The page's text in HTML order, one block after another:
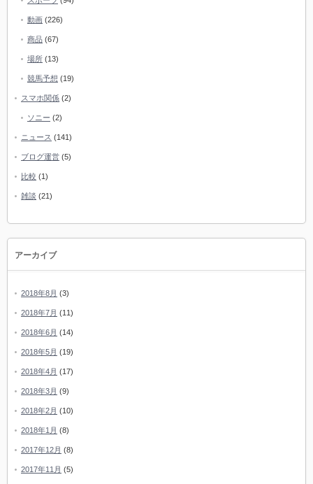
動画 (226)
商品 (67)
場所 (13)
競馬予想 (19)
スマホ関係 (2)
ソニー (2)
ニュース (141)
ブログ運営 (5)
比較 (1)
雑談 (21)
アーカイブ
2018年8月 (3)
2018年7月 (11)
2018年6月 (14)
2018年5月 (19)
2018年4月 (17)
2018年3月 (9)
2018年2月 (10)
2018年1月 (8)
2017年12月 (8)
2017年11月 (5)